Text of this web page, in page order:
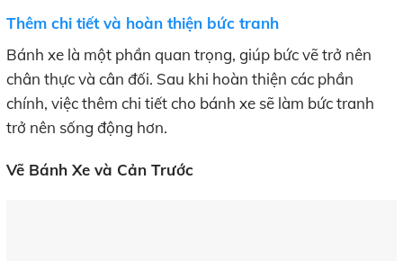
Thêm chi tiết và hoàn thiện bức tranh
Bánh xe là một phần quan trọng, giúp bức vẽ trở nên
chân thực và cân đối. Sau khi hoàn thiện các phần
chính, việc thêm chi tiết cho bánh xe sẽ làm bức tranh
trở nên sống động hơn.
Vẽ Bánh Xe và Cản Trước